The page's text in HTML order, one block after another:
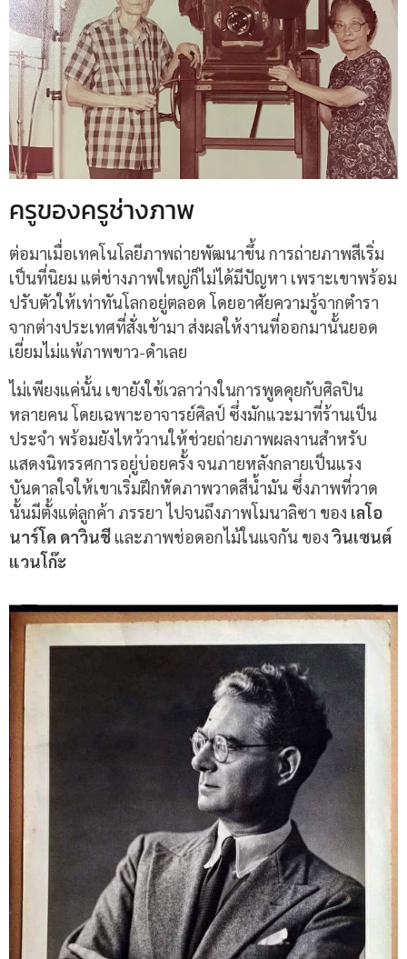
ครูของครูช่างภาพ
ต่อมาเมื่อเทคโนโลยีภาพถ่ายพัฒนาขึ้น การถ่ายภาพสีเริ่ม
เป็นที่นิยม แต่ช่างภาพใหญ่ก็ไม่ได้มีปัญหา เพราะเขาพร้อม
ปรับตัวให้เท่าทันโลกอยู่ตลอด โดยอาศัยความรู้จากตำรา
จากต่างประเทศที่สั่งเข้ามา ส่งผลให้งานที่ออกมานั้นยอด
เยี่ยมไม่แพ้ภาพขาว-ดำเลย
ไม่เพียงแค่นั้น เขายังใช้เวลาว่างในการพูดคุยกับศิลปิน
หลายคน โดยเฉพาะอาจารย์ศิลป์ ซึ่งมักแวะมาที่ร้านเป็น
ประจำ พร้อมยังไหว้วานให้ช่วยถ่ายภาพผลงานสำหรับ
แสดงนิทรรศการอยู่บ่อยครั้ง จนภายหลังกลายเป็นแรง
บันดาลใจให้เขาเริ่มฝึกหัดภาพวาดสีน้ำมัน ซึ่งภาพที่วาด
นั้นมีตั้งแต่ลูกค้า ภรรยา ไปจนถึงภาพโมนาลิซา ของ เลโอ
นาร์โด ดาวินชี และภาพช่อดอกไม้ในแจกัน ของวินเซนต์
แวนโก๊ะ